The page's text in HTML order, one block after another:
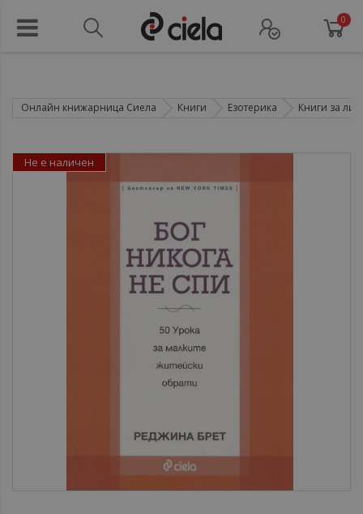
0
Онлайн книжарница Сиела Книги Езотерика Книги за
Не е наличен